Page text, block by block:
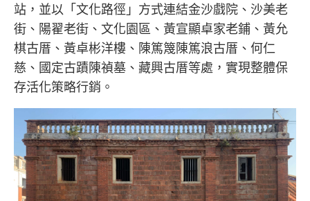
站，並以「文化路徑」方式連結金沙戲院、沙美老
街、陽翟老街、文化園區、黃宣顯卓家老鋪、黃允
棋古厝、黃卓彬洋樓、陳篤篾陳篤浪古厝、何仁
慈、國定古蹟陳禎墓、藏興古厝等處，實現整體保
存活化策略行銷。